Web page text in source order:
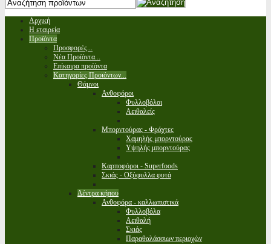
Αρχική
Η εταιρεία
Προϊόντα
Προσφορές...
Νέα Προϊόντα...
Επίκαιρα προϊόντα
Κατηγορίες Προϊόντων...
Θάμνοι
Ανθοφόροι
Φυλλοβόλοι
Αειθαλείς
Μπορντούρας - Φράχτες
Χαμηλής μπορντούρας
Υψηλής μπορντούρας
Καρποφόροι - Superfoods
Σκιάς - Οξύφυλλα φυτά
Δέντρα κήπου
Ανθοφόρα - καλλωπιστικά
Φυλλοβόλα
Αειθαλή
Σκιάς
Παραθαλάσσιων περιοχών